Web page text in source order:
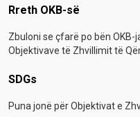
Footer menu
Rreth OKB-së
Zbuloni se çfarë po bën
Objektivave të Zhvillimit të
SDGs
Puna jonë për Objektivat e